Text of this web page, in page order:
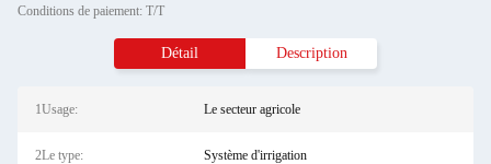
Conditions de paiement: T/T
Détail Description
1Usage: Le secteur agricole
2Le type: Système d'irrigation